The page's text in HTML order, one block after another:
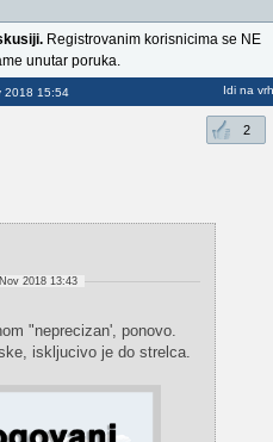
Registrovanim korisnicima se NE
unutar poruka.
2018 15:54 Idi na vrh
2
2018 13:43
"neprecizan', ponovo.
iskljucivo je do strelca.